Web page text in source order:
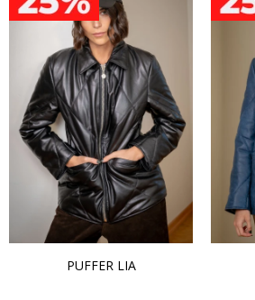
PUFFER LIA